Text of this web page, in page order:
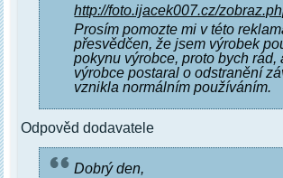
http://foto.ijacek007.cz/
Prosím pomozte mi v této
přesvědčen, že jsem výrobek
pokynu výrobce, proto bych rád,
výrobce postaral o odstranění
vznikla normálním používáním.
Odpověd dodavatele
Dobrý den,